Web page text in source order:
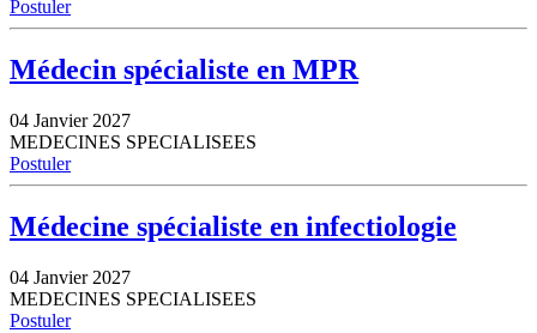
Postuler
Médecin spécialiste en MPR
04 Janvier 2027
MEDECINES SPECIALISEES
Postuler
Médecine spécialiste en infectiologie
04 Janvier 2027
MEDECINES SPECIALISEES
Postuler